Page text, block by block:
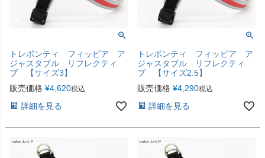
トレポンティ フィッビア ア
ジャスタブル リフレクティ
ブ 【サイズ3】
販売価格 ¥4,620税込
詳細を見る
トレポンティ フィッビア ア
ジャスタブル リフレクティ
ブ 【サイズ2.5】
販売価格 ¥4,290税込
詳細を見る